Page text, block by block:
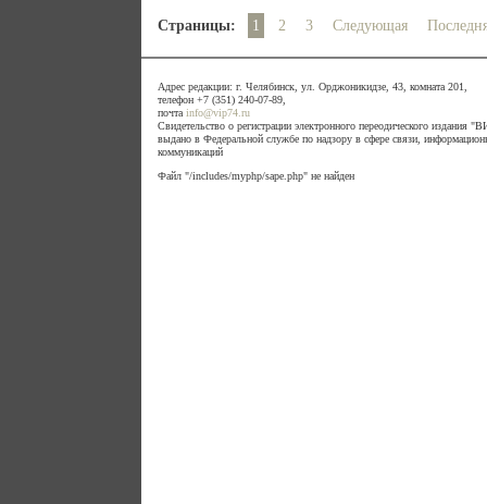
Страницы: 1 2 3 Следующая
Адрес редакции: г. Челябинск, ул. Орджоникидзе, 43, комната 201,
телефон +7 (351) 240-07-89,
почта info@vip74.ru
Свидетельство о регистрации электронного переодического
выдано в Федеральной службе по надзору в сфере связи,
коммуникаций
Файл "/includes/myphp/sape.php" не найден